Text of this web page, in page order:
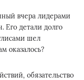
вчера лидерами
детали долго
шел
оказалось?
обязательство